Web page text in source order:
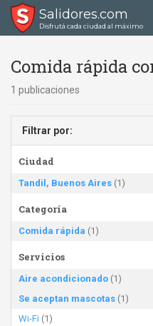
Salidores.com
Disfrutá cada ciudad al máximo
Comida rápida
1 publicaciones
Filtrar por:
Ciudad
Tandil, Buenos Aires (1)
Categoría
Comida rápida (1)
Servicios
Aire acondicionado (1)
Se aceptan mascotas (1)
Wi-Fi (1)